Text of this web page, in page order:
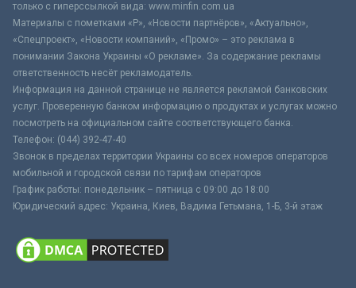
только с гиперссылкой вида: www.minfin.com.ua
Материалы с пометками «Р», «Новости партнёров», «Актуально»,
«Спецпроект», «Новости компаний», «Промо» – это реклама в
понимании Закона Украины «О рекламе». За содержание рекламы
ответственность несёт рекламодатель.
Информация на данной странице не является рекламой банковских
услуг. Проверенную банком информацию о продуктах и услугах можно
посмотреть на официальном сайте соответствующего банка.
Телефон: (044) 392-47-40
Звонок в пределах территории Украины со всех номеров операторов
мобильной и городской связи по тарифам операторов
График работы: понедельник – пятница с 09:00 до 18:00
Юридический адрес: Украина, Киев, Вадима Гетьмана, 1-Б, 3-й этаж